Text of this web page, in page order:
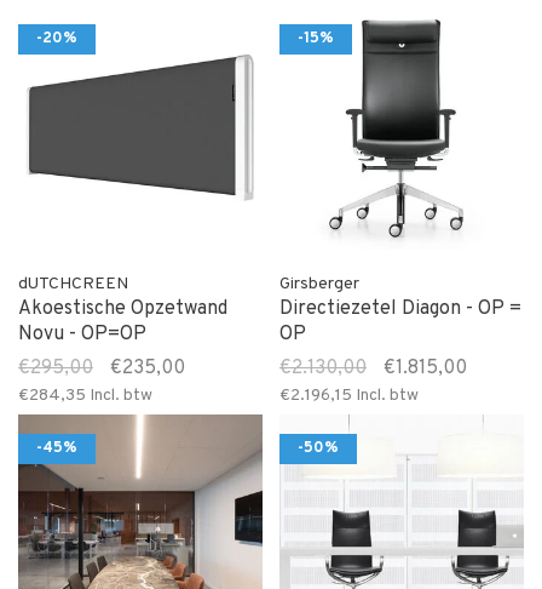
-20%
dUTCHCREEN
Akoestische Opzetwand
Novu - OP=OP
€295,00
€235,00
€284,35 Incl. btw
-15%
Girsberger
Directiezetel Diagon - OP =
OP
€2.130,00
€1.815,00
€2.196,15 Incl. btw
-45% -50%